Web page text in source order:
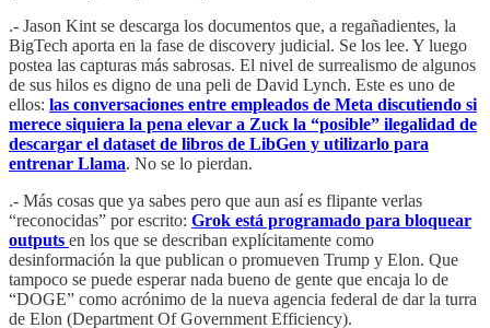
.- Jason Kint se descarga los documentos que, a regañadientes, la
BigTech aporta en la fase de discovery judicial. Se los lee. Y luego
postea las capturas más sabrosas. El nivel de surrealismo de algunos
de sus hilos es digno de una peli de David Lynch. Este es uno de
ellos: las conversaciones entre empleados de Meta discutiendo si
merece siquiera la pena elevar a Zuck la “posible” ilegalidad de
descargar el dataset de libros de LibGen y utilizarlo para
entrenar Llama. No se lo pierdan.
.- Más cosas que ya sabes pero que aun así es flipante verlas
“reconocidas” por escrito: Grok está programado para bloquear
outputs en los que se describan explícitamente como
desinformación la que publican o promueven Trump y Elon. Que
tampoco se puede esperar nada bueno de gente que encaja lo de
“DOGE” como acrónimo de la nueva agencia federal de dar la turra
de Elon (Department Of Government Efficiency).